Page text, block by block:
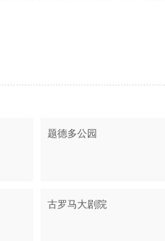
题德多公园
古罗马大剧院